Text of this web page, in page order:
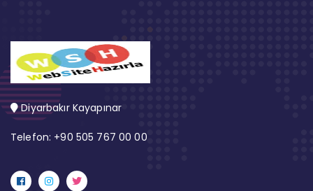
Diyarbakır Kayapınar
Telefon: +90 505 767 00 00